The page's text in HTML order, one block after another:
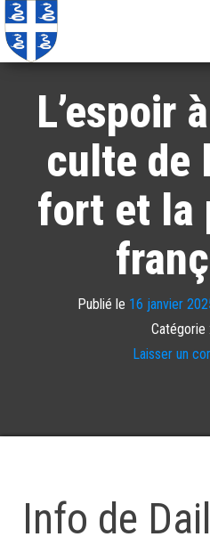
L’espoir
culte de
fort et la
Publié le 16 janvier
Catégorie :
Laisser un
Info de